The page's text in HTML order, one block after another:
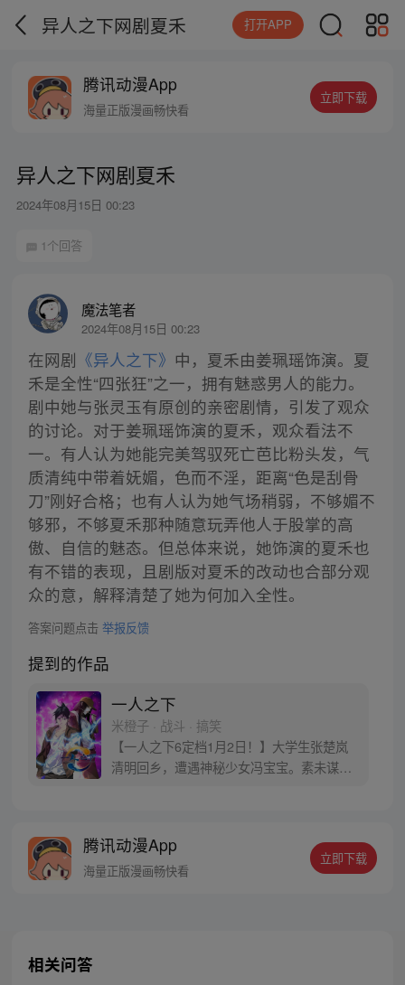
异人之下网剧夏禾 打开APP
腾讯动漫App
海量正版漫画畅快看
立即下载
异人之下网剧夏禾
2024年08月15日 00:23
1个回答
魔法笔者
2024年08月15日 00:23
在网剧 《异人之下》 中，夏禾由姜珮瑶饰演。夏
禾是全性“四张狂”之一，拥有魅惑男人的能力。
剧中她与张灵玉有原创的亲密剧情，引发了观众
的讨论。对于姜珮瑶饰演的夏禾，观众看法不
一。有人认为她能完美驾驭死亡芭比粉头发，气
质清纯中带着妩媚，色而不淫，距离“色是刮骨
刀”刚好合格；也有人认为她气场稍弱，不够媚不
够邪，不够夏禾那种随意玩弄他人于股掌的高
傲、自信的魅态。但总体来说，她饰演的夏禾也
有不错的表现，且剧版对夏禾的改动也合部分观
众的意，解释清楚了她为何加入全性。
答案问题点击 举报反馈
提到的作品
一人之下
米橙子 · 战斗 · 搞笑
【一人之下6定档1月2日！】大学生张楚岚
清明回乡，遭遇神秘少女冯宝宝。素未谋面
密，张楚岚的生活被彻底颠覆，与冯宝宝一
同踏上“异人”之旅。
腾讯动漫App
海量正版漫画畅快看
立即下载
相关问答